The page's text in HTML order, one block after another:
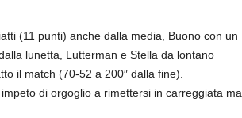
(11 punti) anche dalla media, Buono con un
lunetta, Lutterman e Stella da lontano
il match (70-52 a 200″ dalla fine).
di orgoglio a rimettersi in carreggiata ma